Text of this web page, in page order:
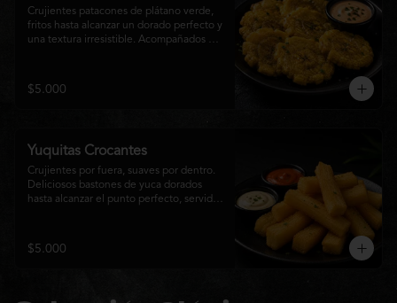
Crujientes patacones de plátano verde,
fritos hasta alcanzar un dorado perfecto y
una textura irresistible. Acompañados de
disfrutar como entrada con el auténtico
sabor de la cocina nikkei.
$5.000
Yuquitas Crocantes
Crujientes por fuera, suaves por dentro.
Deliciosos bastones de yuca dorados
hasta alcanzar el punto perfecto, servidos
compartir o complementar cualquier
experiencia Matsumoto Nikkei.
$5.000